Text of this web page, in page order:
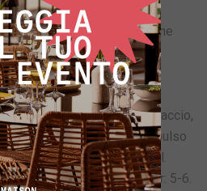
Salerno. Assistenti: Carmine
di Stabia e Francesco Pio
Cacciottolo, Sparano, Migliaccio,
Mancini, Palladino (P). Espulso
per doppio giallo. Espulsi all.
por. Auriemma (P). Corner: 5-6.